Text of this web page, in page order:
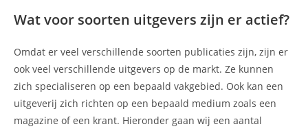
Wat voor soorten uitgevers zijn er actief?
Omdat er veel verschillende soorten publicaties zijn, zijn er
ook veel verschillende uitgevers op de markt. Ze kunnen
zich specialiseren op een bepaald vakgebied. Ook kan een
uitgeverij zich richten op een bepaald medium zoals een
magazine of een krant. Hieronder gaan wij een aantal